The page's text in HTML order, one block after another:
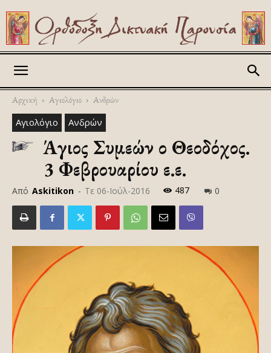
Αρχική Αγιολόγιο Ανδρών
Αγιολόγιο Ανδρών
Άγιος Συμεών ο Θεοδόχος.
3 Φεβρουαρίου ε.ε.
Από Askitikon - Τε 06-Ιούλ-2016 487 0